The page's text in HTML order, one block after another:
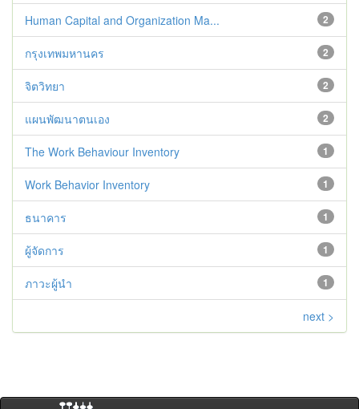
2
Human Capital and Organization Ma...
2
กรุงเทพมหานคร
2
จิตวิทยา
2
แผนพัฒนาตนเอง
1
The Work Behaviour Inventory
1
Work Behavior Inventory
1
ธนาคาร
1
ผู้จัดการ
1
ภาวะผู้นำ
next >